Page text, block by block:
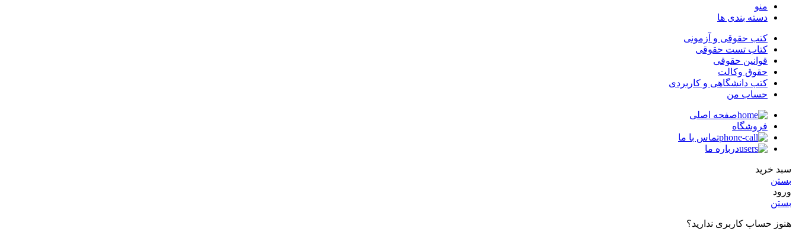
منو
دسته بندی ها
کتب حقوقی و آزمونی
کتاب تست حقوقی
قوانین حقوقی
حقوق وکالت
کتب دانشگاهی و کاربردی
حساب من
صفحه اصلی
فروشگاه
تماس با ما
درباره ما
سبد خرید
بستن
ورود
بستن
هنوز حساب کاربری ندارید؟